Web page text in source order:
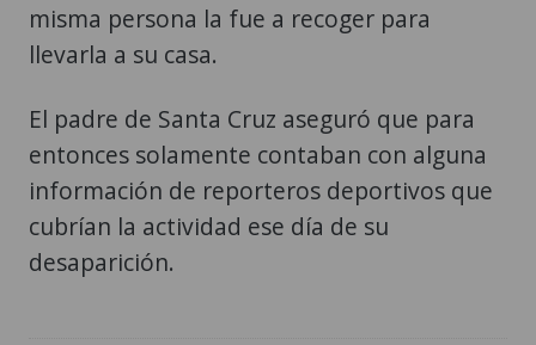
misma persona la fue a recoger para
llevarla a su casa.
El padre de Santa Cruz aseguró que para
entonces solamente contaban con alguna
información de reporteros deportivos que
cubrían la actividad ese día de su
desaparición.